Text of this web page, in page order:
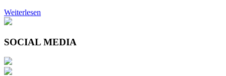
Weiterlesen
SOCIAL MEDIA